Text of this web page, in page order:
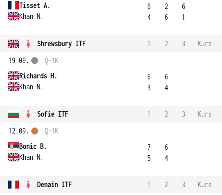
Tisset A.
Khan N.
6
4
2
6
6
1
Shrewsbury ITF 1 2 3
Kurs
19.09.
Richards H.
Khan N.
Q-1K
6
3
6
4
Sofie ITF 1 2 3
Kurs
12.09.
Bonic B.
Khan N.
Q-1K
7
5
6
4
Denain ITF 1 2 3
Kurs